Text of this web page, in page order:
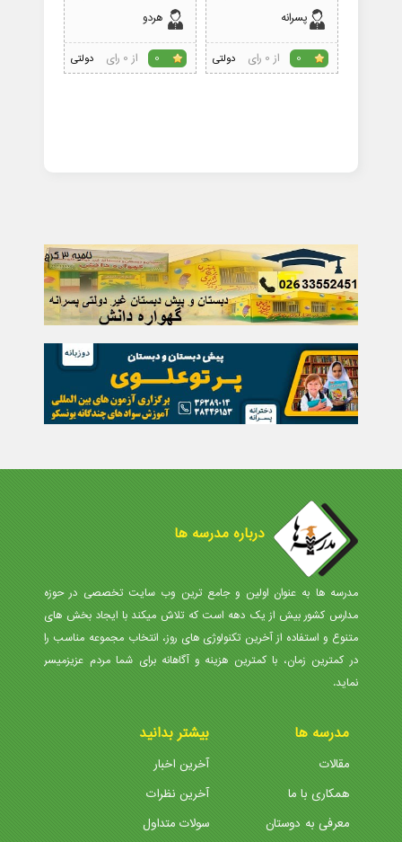
پسرانه
دولتی 0 از 0 رای
هردو
دولتی 0 از 0 رای
درباره مدرسه ها
مدرسه ها به عنوان اولین و جامع ترین وب سایت تخصصی در حوزه
مدارس کشور بیش از یک دهه است که تلاش میکند با ایجاد بخش های
متنوع و استفاده از آخرین تکنولوژی های روز، انتخاب مجموعه مناسب را
در کمترین زمان، با کمترین هزینه و آگاهانه برای شما مردم عزیزمیسر
نماید.
مدرسه ها
مقالات
همکاری با ما
معرفی به دوستان
بیشتر بدانید
آخرین اخبار
آخرین نظرات
سولات متداول